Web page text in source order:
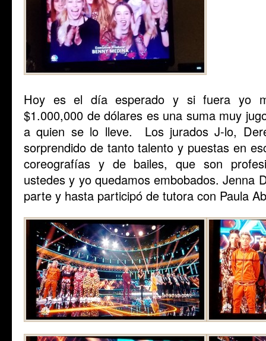
Hoy es el día esperado y si fuera yo
$1.000,000 de dólares es una suma muy
a quien se lo lleve. Los jurados J-lo,
sorprendido de tanto talento y puestas en
coreografías y de bailes, que son
ustedes y yo quedamos embobados. Jenna
parte y hasta participó de tutora con Paula